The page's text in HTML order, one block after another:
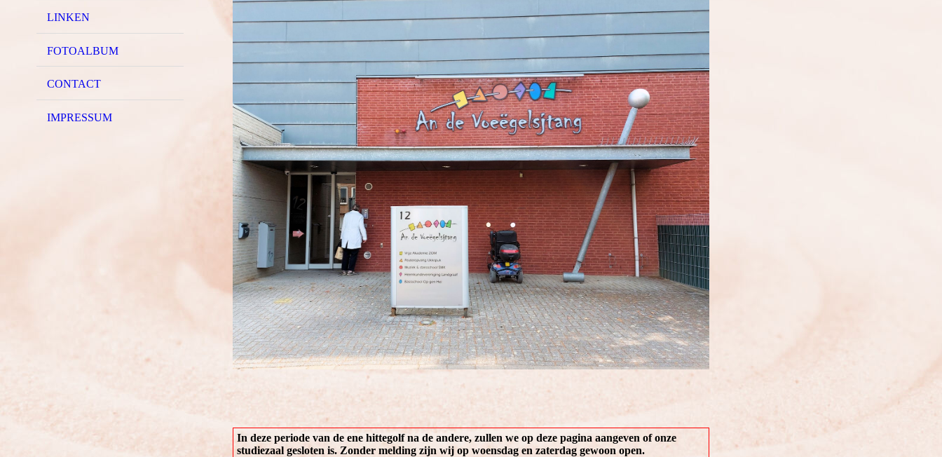
LINKEN
FOTOALBUM
CONTACT
IMPRESSUM
In deze periode van de ene hittegolf na de andere, zullen we op deze pagina aangeven of onze
studiezaal gesloten is. Zonder melding zijn wij op woensdag en zaterdag gewoon open.